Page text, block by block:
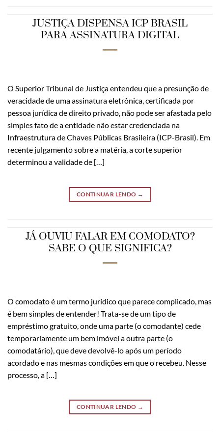
JUSTIÇA DISPENSA ICP BRASIL
PARA ASSINATURA DIGITAL
O Superior Tribunal de Justiça entendeu que a presunção de
veracidade de uma assinatura eletrônica, certificada por
pessoa jurídica de direito privado, não pode ser afastada pelo
simples fato de a entidade não estar credenciada na
Infraestrutura de Chaves Públicas Brasileira (ICP-Brasil). Em
recente julgamento sobre a matéria, a corte superior
determinou a validade de […]
CONTINUAR LENDO →
JÁ OUVIU FALAR EM COMODATO?
SABE O QUE SIGNIFICA?
O comodato é um termo jurídico que parece complicado, mas
é bem simples de entender! Trata-se de um tipo de
empréstimo gratuito, onde uma parte (o comodante) cede
temporariamente um bem imóvel a outra parte (o
comodatário), que deve devolvê-lo após um período
acordado e nas mesmas condições em que o recebeu. Nesse
processo, a […]
CONTINUAR LENDO →